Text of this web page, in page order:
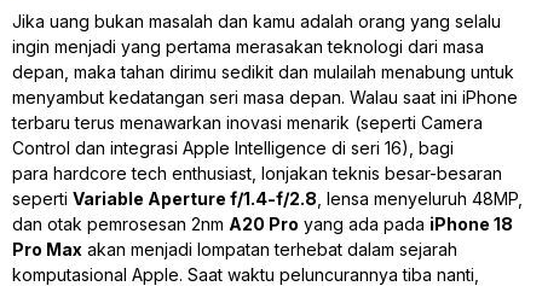
Jika uang bukan masalah dan kamu adalah orang yang selalu
ingin menjadi yang pertama merasakan teknologi dari masa
depan, maka tahan dirimu sedikit dan mulailah menabung untuk
menyambut kedatangan seri masa depan. Walau saat ini iPhone
terbaru terus menawarkan inovasi menarik (seperti Camera
Control dan integrasi Apple Intelligence di seri 16), bagi
para hardcore tech enthusiast , lonjakan teknis besar-besaran
seperti Variable Aperture f/1.4-f/2.8 , lensa menyeluruh 48MP,
dan otak pemrosesan 2nm A20 Pro yang ada pada iPhone 18
Pro Max akan menjadi lompatan terhebat dalam sejarah
komputasional Apple. Saat waktu peluncurannya tiba nanti,